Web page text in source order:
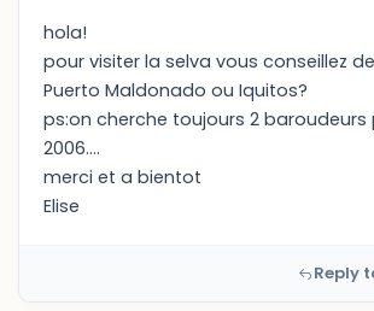
hola!
pour visiter la selva vous conseillez
Puerto Maldonado ou Iquitos?
ps:on cherche toujours 2 baroudeurs
2006....
merci et a bientot
Elise
Reply